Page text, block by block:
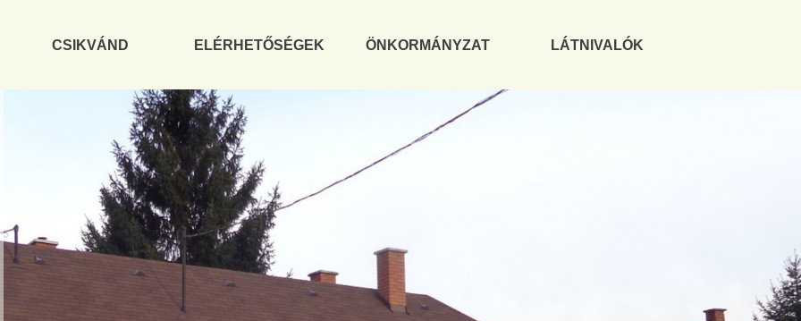
CSIKVÁND ELÉRHETŐSÉGEK ÖNKORMÁNYZAT LÁTNIVALÓK